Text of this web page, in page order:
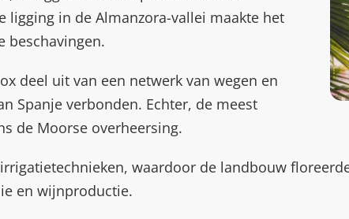
in de Almanzora-vallei maakte het
beschavingen.
deel uit van een netwerk van wegen en
Spanje verbonden. Echter, de meest
de Moorse overheersing.
waardoor de landbouw
en wijnproductie.